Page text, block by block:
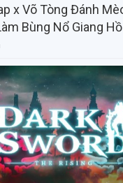
x Võ Tòng Đánh
Bùng Nổ Giang